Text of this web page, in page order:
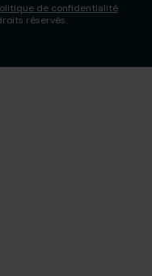
de confidentialité
réservés.